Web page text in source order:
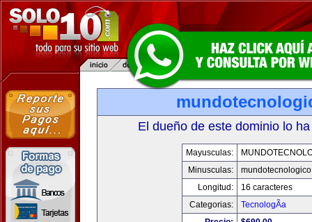
El dueño de este dominio lo
Mayusculas:
Minusculas:
Longitud:
16 caracteres
Categorias:
TecnologÃ­a